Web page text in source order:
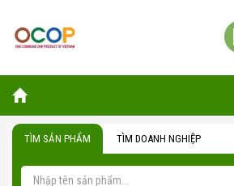
TÌM SẢN PHẨM TÌM DOANH NGHIỆP